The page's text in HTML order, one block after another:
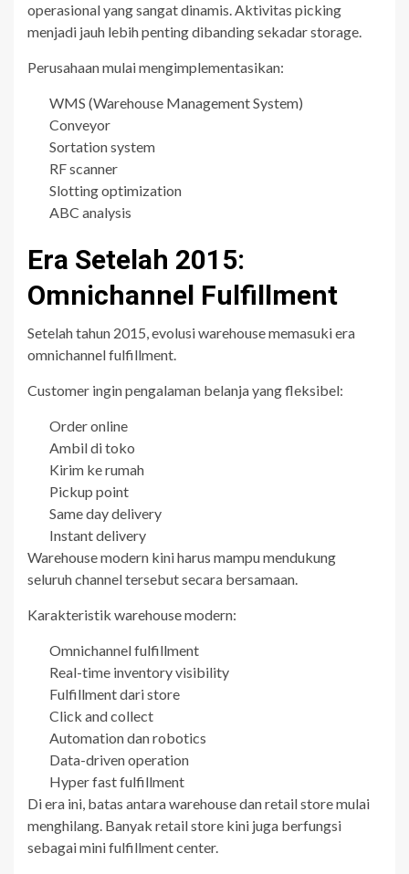
operasional yang sangat dinamis. Aktivitas picking
menjadi jauh lebih penting dibanding sekadar storage.
Perusahaan mulai mengimplementasikan:
WMS (Warehouse Management System)
Conveyor
Sortation system
RF scanner
Slotting optimization
ABC analysis
Era Setelah 2015:
Omnichannel Fulfillment
Setelah tahun 2015, evolusi warehouse memasuki era
omnichannel fulfillment.
Customer ingin pengalaman belanja yang fleksibel:
Order online
Ambil di toko
Kirim ke rumah
Pickup point
Same day delivery
Instant delivery
Warehouse modern kini harus mampu mendukung
seluruh channel tersebut secara bersamaan.
Karakteristik warehouse modern:
Omnichannel fulfillment
Real-time inventory visibility
Fulfillment dari store
Click and collect
Automation dan robotics
Data-driven operation
Hyper fast fulfillment
Di era ini, batas antara warehouse dan retail store mulai
menghilang. Banyak retail store kini juga berfungsi
sebagai mini fulfillment center.